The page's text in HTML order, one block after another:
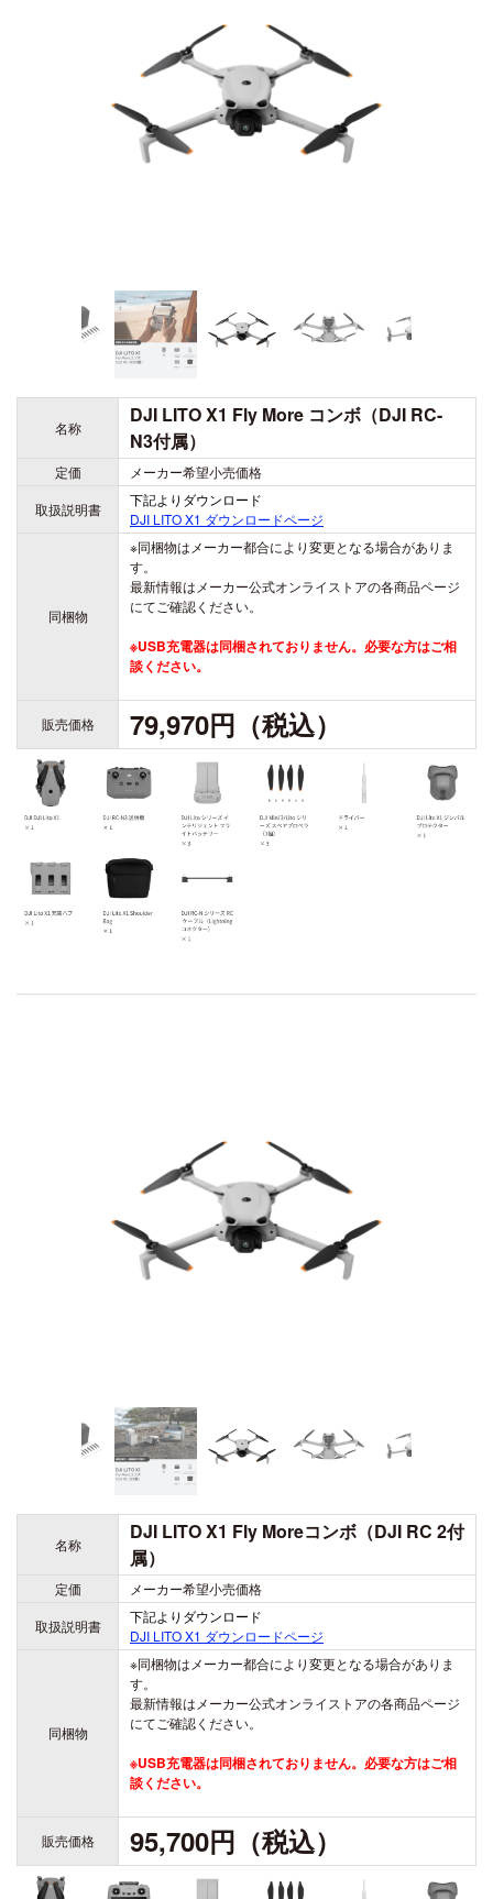
DJI INSPIRE 3
DJI POWER 1000 MINI
DJI POWER 2000
DJI POWER 1000 V2
DJI POWER 1000
DJI POWER 500
DJI GOGGLES N3
DJI GOGGLES 3
DJI RC MOTION 3
DJI RC MOTION 2
DJI Transmission 高輝度モニターコンボ
DJI Transmission スタンダードコンボ
DJI FOCUS PRO
DJI RONIN 4D - 8K
DJI MIC シリーズ
DJI MIC 3
DJI MIC 2
DJI MIC MINI 2
DJI MIC MINI
名称
DJI LITO X1 Fly More コンボ（DJI RC-
N3付属）
定価
メーカー希望小売価格
取扱説明書
下記よりダウンロード
DJI LITO X1 ダウンロードページ
同梱物
※同梱物はメーカー都合により変更となる場合がありま
す。
最新情報はメーカー公式オンライストアの各商品ページ
にてご確認ください。
※USB充電器は同梱されておりません。必要な方はご相
談ください。
販売価格 79,970円（税込）
名称
DJI LITO X1 Fly Moreコンボ（DJI RC 2付
属）
定価
メーカー希望小売価格
取扱説明書
下記よりダウンロード
DJI LITO X1 ダウンロードページ
同梱物
※同梱物はメーカー都合により変更となる場合がありま
す。
最新情報はメーカー公式オンライストアの各商品ページ
にてご確認ください。
※USB充電器は同梱されておりません。必要な方はご相
談ください。
販売価格 95,700円（税込）